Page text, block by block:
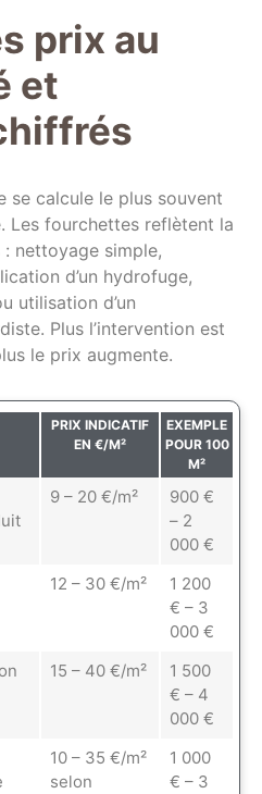
prix au
et
se calcule le plus souvent
Les fourchettes reflètent la
nettoyage simple,
d’un hydrofuge,
utilisation d’un
Plus l’intervention est
le prix augmente.
PRIX INDICATIF
EN €/M²
EXEMPLE
POUR 100
M²
9 – 20 €/m²
900 €
– 2
000 €
12 – 30 €/m²
1 200
€ – 3
000 €
15 – 40 €/m²
1 500
€ – 4
000 €
10 – 35 €/m²
selon
1 000
€ – 3